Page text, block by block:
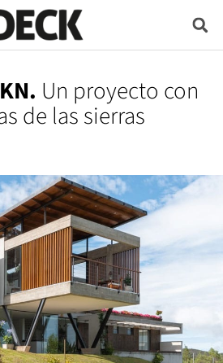
Un proyecto con
de las sierras